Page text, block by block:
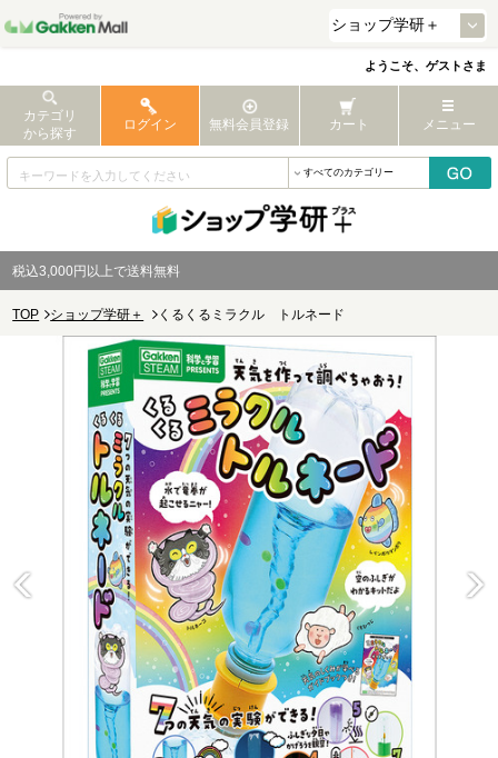
ようこそ、ゲストさま
カテゴリ
から探す
ログイン 無料会員登録 カート メニュー
税込3,000円以上で送料無料
TOP ショップ学研＋ くるくるミラクル トルネード